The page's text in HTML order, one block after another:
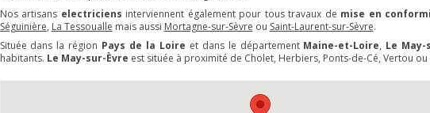
Nos artisans electriciens interviennent également pour tous travaux de mise en
Séguinière, La Tessoualle mais aussi Mortagne-sur-Sèvre ou Saint-Laurent-sur-Sèvre.
Située dans la région Pays de la Loire et dans le département Maine-et-Loire, Le May-
habitants. Le May-sur-Èvre est située à proximité de Cholet, Herbiers, Ponts-de-Cé, Vertou